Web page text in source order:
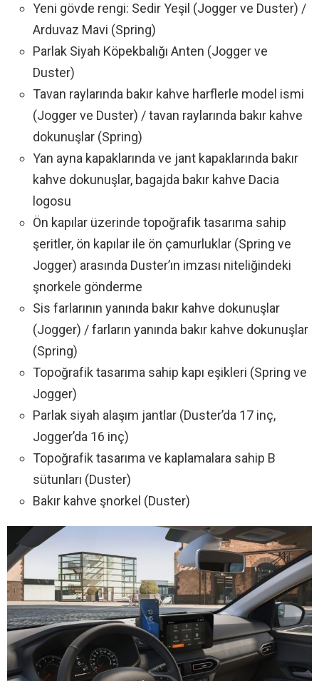
Yeni gövde rengi: Sedir Yeşil (Jogger ve Duster) /
Arduvaz Mavi (Spring)
Parlak Siyah Köpekbalığı Anten (Jogger ve
Duster)
Tavan raylarında bakır kahve harflerle model ismi
(Jogger ve Duster) / tavan raylarında bakır kahve
dokunuşlar (Spring)
Yan ayna kapaklarında ve jant kapaklarında bakır
kahve dokunuşlar, bagajda bakır kahve Dacia
logosu
Ön kapılar üzerinde topoğrafik tasarıma sahip
şeritler, ön kapılar ile ön çamurluklar (Spring ve
Jogger) arasında Duster’ın imzası niteliğindeki
şnorkele gönderme
Sis farlarının yanında bakır kahve dokunuşlar
(Jogger) / farların yanında bakır kahve dokunuşlar
(Spring)
Topoğrafik tasarıma sahip kapı eşikleri (Spring ve
Jogger)
Parlak siyah alaşım jantlar (Duster’da 17 inç,
Jogger’da 16 inç)
Topoğrafik tasarıma ve kaplamalara sahip B
sütunları (Duster)
Bakır kahve şnorkel (Duster)